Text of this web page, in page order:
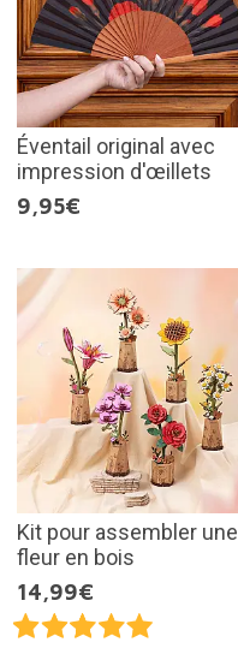
Éventail original avec
impression d'œillets
9,95€
Kit pour assembler une
fleur en bois
14,99€